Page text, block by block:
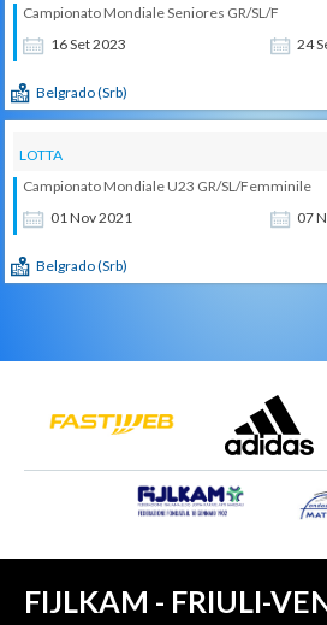
16Set2023 24
Campionato Mondiale Seniores GR/SL/F
Belgrado (Srb)
LOTTA
01Nov2021 07
Campionato Mondiale U23 GR/SL/Femminile
Belgrado (Srb)
FIJLKAM - FRIULI-